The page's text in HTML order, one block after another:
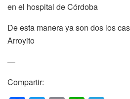
en el hospital de Córdoba
De esta manera ya son dos los
Arroyito
—
Compartir: